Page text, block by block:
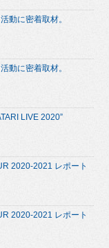
動に密着取材。
動に密着取材。
LIVE 2020”
2020-2021 レポート
2020-2021 レポート